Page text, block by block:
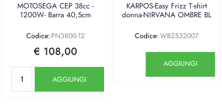
MOTOSEGA CEP 38cc -
1200W- Barra 40,5cm
Codice: PN3800-12
€ 108,00
AGGIUNGI
KARPOS-Easy Frizz T-shirt
donna-NIRVANA OMBRE BL
Codice: WB2532007
AGGIUNGI